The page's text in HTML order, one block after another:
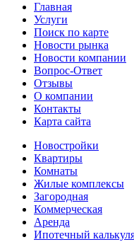
Главная
Услуги
Поиск по карте
Новости рынка
Новости компании
Вопрос-Ответ
Отзывы
О компании
Контакты
Карта сайта
Новостройки
Квартиры
Комнаты
Жилые комплексы
Загородная
Коммерческая
Аренда
Ипотечный